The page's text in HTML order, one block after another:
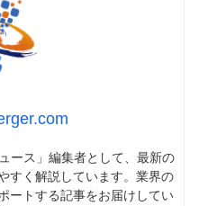
ース」編集者として、最新の
すく解説しています。業界の
ートする記事をお届けしてい